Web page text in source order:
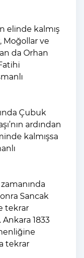
elinde kalmış
Moğollar ve
da Orhan
Çubuk
ardından
kalmışsa
Sancak
tekrar
1833
tekrar